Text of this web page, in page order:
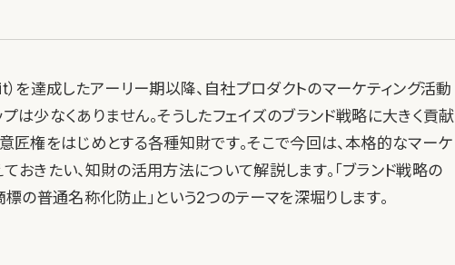
を達成したアーリー期以降、自社プロダクトのマーケティング活動
は少なくありません。そうしたフェイズのブランド戦略に大きく貢献
匠権をはじめとする各種知財です。そこで今回は、本格的なマーケ
おきたい、知財の活用方法について解説します。「ブランド戦略の
標の普通名称化防止」という2つのテーマを深堀りします。